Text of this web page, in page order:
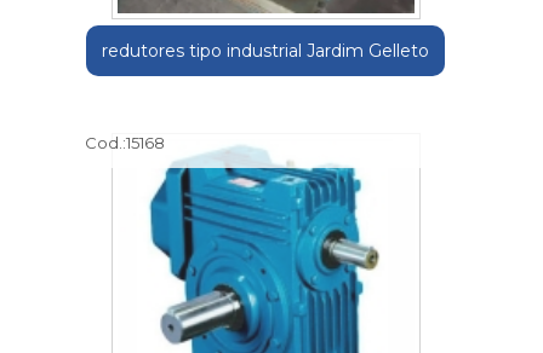
redutores tipo industrial Jardim Gelleto
Cod.:15168